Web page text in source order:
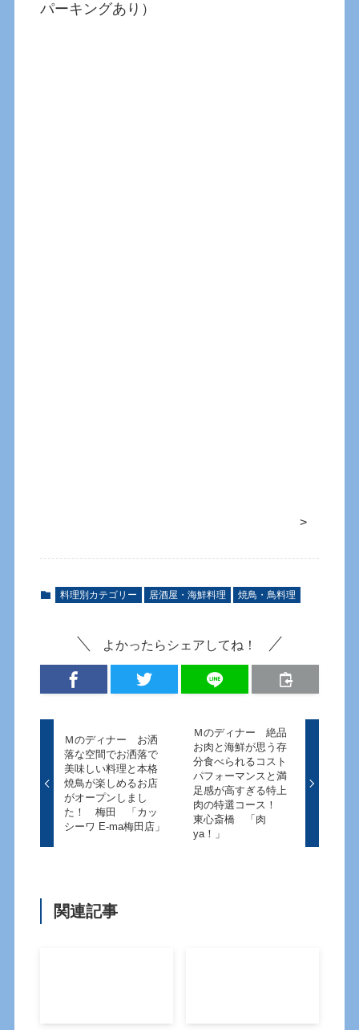
パーキングあり）
>
料理別カテゴリー 居酒屋・海鮮料理 焼鳥・鳥料理
よかったらシェアしてね！
Ｍのディナー お洒
落な空間でお洒落で
美味しい料理と本格
焼鳥が楽しめるお店
がオープンしまし
た！ 梅田 「カッ
シーワ E-ma梅田店」
Ｍのディナー 絶品
お肉と海鮮が思う存
分食べられるコスト
パフォーマンスと満
足感が高すぎる特上
肉の特選コース！
東心斎橋 「肉
ya！」
関連記事